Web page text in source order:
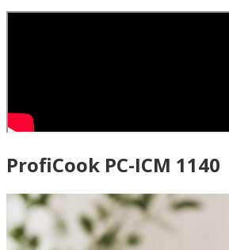
ProfiCook PC-ICM 1140